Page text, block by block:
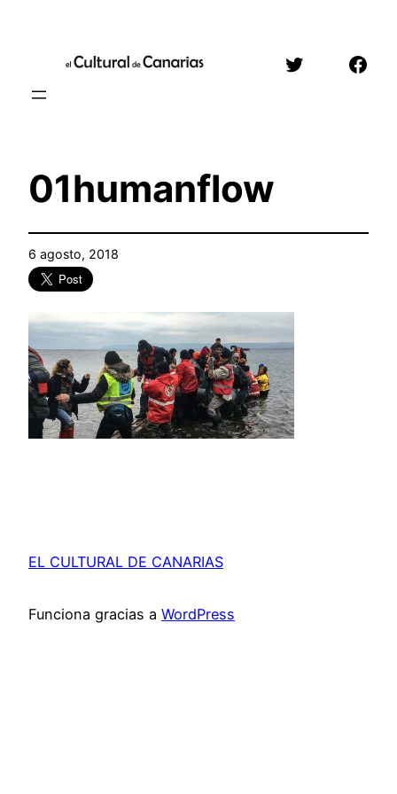
contenido
Twitter
01humanflow
6 agosto, 2018
EL CULTURAL DE CANARIAS
Funciona gracias a WordPress